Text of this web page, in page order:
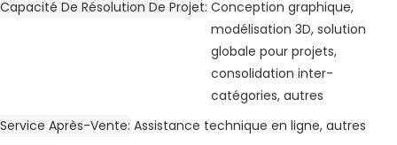
Capacité De Résolution De Projet Conception graphique,
modélisation 3D, solution
globale pour projets,
consolidation inter-
catégories, autres
Service Après-Vente Assistance technique en ligne, autres